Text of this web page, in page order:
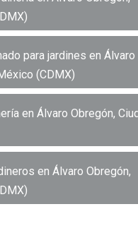
para jardines en Álvaro
(CDMX)
en Álvaro Obregón,
en Álvaro Obregón,